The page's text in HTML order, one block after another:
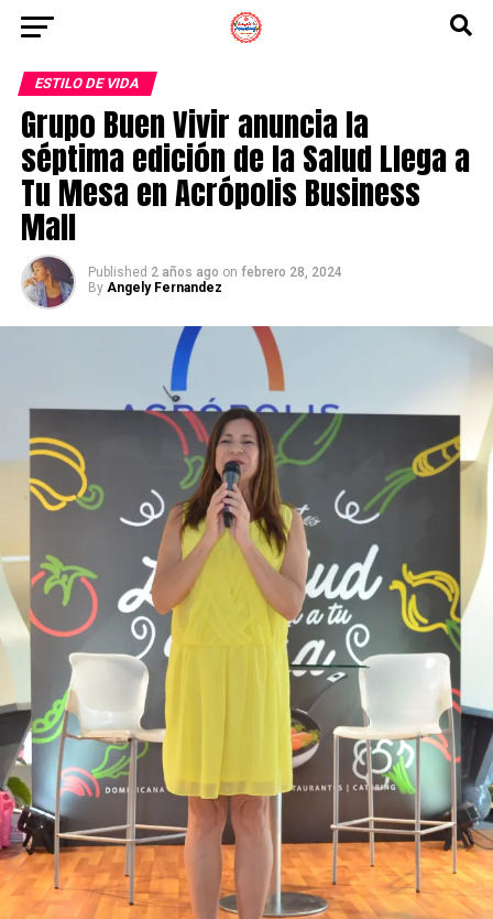
ESTILO DE VIDA
Grupo Buen Vivir anuncia la
séptima edición de la Salud Llega a
Tu Mesa en Acrópolis Business
Mall
Published 2 años ago on febrero 28, 2024
By Angely Fernandez